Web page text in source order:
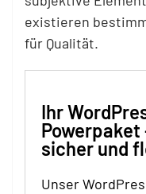
existieren
für Qualität.
Ihr
sicher und
Unser